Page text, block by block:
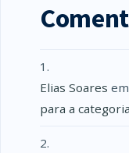
Elias Soares em
para a